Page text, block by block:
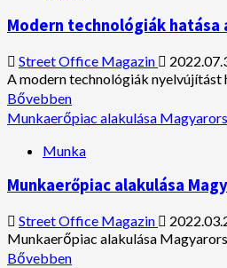
és
a
magánélet
egyensúlya
Modern technológiák hatása
Street Office Magazin
A modern technológiák nyelvújítást
BővebbenRead
more
about
Modern
technológiák
hatása
a
munkaerőpiacra
Munkaerőpiac alakulása
Munka
Munkaerőpiac alakulása
Street Office Magazin
Munkaerőpiac alakulása
BővebbenRead